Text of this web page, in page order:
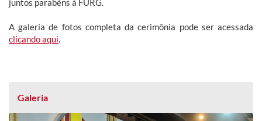
juntos parabéns à FURG.
A galeria de fotos completa da cerimônia pode ser acessada
clicando aqui.
Galeria